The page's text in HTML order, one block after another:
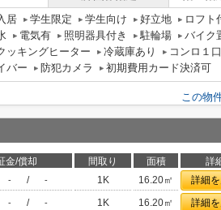
居 学生限定 学生向け 好立地 ロフト
電気有 照明器具付き 駐輪場
バイク
ッキングヒーター 冷蔵庫あり コンロ１口
バー 防犯カメラ 初期費用カード決済可
この物
金/償却 間取り 面積 詳
- / - 1K 16.20㎡ 詳細
- / - 1K 16.20㎡ 詳細